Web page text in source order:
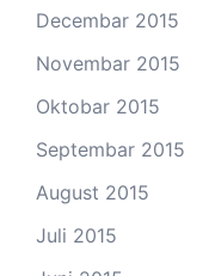
Decembar 2015
Novembar 2015
Oktobar 2015
Septembar 2015
August 2015
Juli 2015